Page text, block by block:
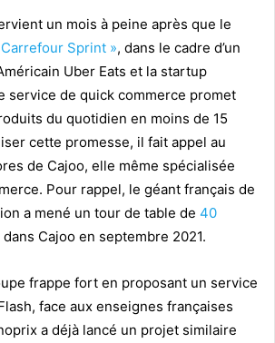
un mois à peine après que le
Sprint », dans le cadre d’un
Uber Eats et la startup
service de quick commerce promet
du quotidien en moins de 15
cette promesse, il fait appel au
de Cajoo, elle même spécialisée
Pour rappel, le géant français de
a mené un tour de table de 40
dans Cajoo en septembre 2021.
frappe fort en proposant un service
face aux enseignes françaises
a déjà lancé un projet similaire